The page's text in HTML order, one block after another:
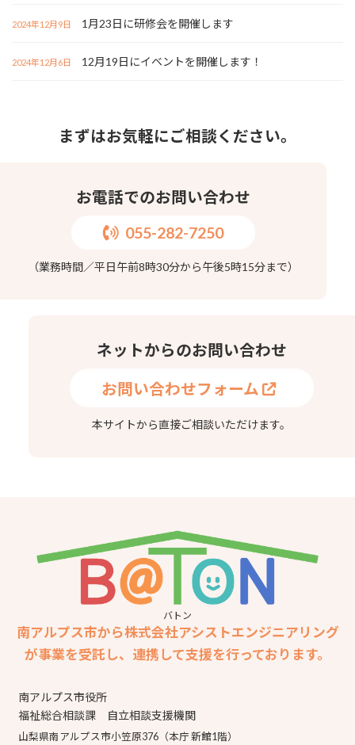
1月23日に研修会を開催します
2024年12月9日
12月19日にイベントを開催します！
2024年12月6日
まずはお気軽にご相談ください。
お電話でのお問い合わせ
055-282-7250
（業務時間／平日午前8時30分から午後5時15分まで）
ネットからのお問い合わせ
お問い合わせフォーム
本サイトから直接ご相談いただけます。
バトン
南アルプス市から株式会社アシストエンジニアリング
が事業を受託し、連携して支援を行っております。
南アルプス市役所
福祉総合相談課 自立相談支援機関
山梨県南アルプス市小笠原376（本庁 新館1階）